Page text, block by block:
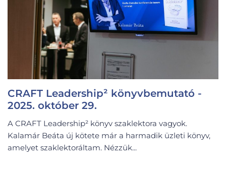
CRAFT Leadership² könyvbemutató -
2025. október 29.
A CRAFT Leadership² könyv szaklektora vagyok.
Kalamár Beáta új kötete már a harmadik üzleti könyv,
amelyet szaklektoráltam. Nézzük...